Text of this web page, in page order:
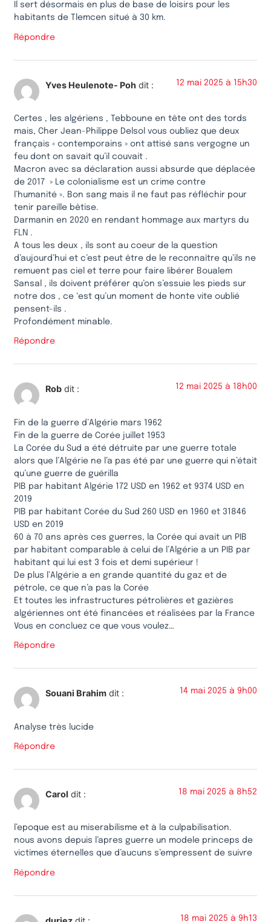
Il sert désormais en plus de base de loisirs pour les
habitants de Tlemcen situé à 30 km.
Répondre
Yves Heulenote- Poh dit : 12 mai 2025 à 15h30
Certes , les algériens , Tebboune en tête ont des tords
mais, Cher Jean-Philippe Delsol vous oubliez que deux
français « contemporains » ont attisé sans vergogne un
feu dont on savait qu’il couvait .
Macron avec sa déclaration aussi absurde que déplacée
de 2017 » Le colonialisme est un crime contre
l’humanité ». Bon sang mais il ne faut pas réfléchir pour
tenir pareille bêtise.
Darmanin en 2020 en rendant hommage aux martyrs du
FLN .
A tous les deux , ils sont au coeur de la question
d’aujourd’hui et c’est peut être de le reconnaître qu’ils ne
remuent pas ciel et terre pour faire libérer Boualem
Sansal , ils doivent préférer qu’on s’essuie les pieds sur
notre dos , ce ‘est qu’un moment de honte vite oublié
pensent-ils .
Profondément minable.
Répondre
Rob dit : 12 mai 2025 à 18h00
Fin de la guerre d’Algérie mars 1962
Fin de la guerre de Corée juillet 1953
La Corée du Sud a été détruite par une guerre totale
alors que l’Algérie ne l’a pas été par une guerre qui n’était
qu’une guerre de guérilla
PIB par habitant Algérie 172 USD en 1962 et 9374 USD en
2019
PIB par habitant Corée du Sud 260 USD en 1960 et 31846
USD en 2019
60 à 70 ans après ces guerres, la Corée qui avait un PIB
par habitant comparable à celui de l’Algérie a un PIB par
habitant qui lui est 3 fois et demi supérieur !
De plus l’Algérie a en grande quantité du gaz et de
pétrole, ce que n’a pas la Corée
Et toutes les infrastructures pétrolières et gazières
algériennes ont été financées et réalisées par la France
Vous en concluez ce que vous voulez…
Répondre
Souani Brahim dit : 14 mai 2025 à 9h00
Analyse très lucide
Répondre
Carol dit : 18 mai 2025 à 8h52
l’epoque est au miserabilisme et à la culpabilisation.
nous avons depuis l’apres guerre un modele princeps de
victimes éternelles que d’aucuns s’empressent de suivre
Répondre
18 mai 2025 à 9h13